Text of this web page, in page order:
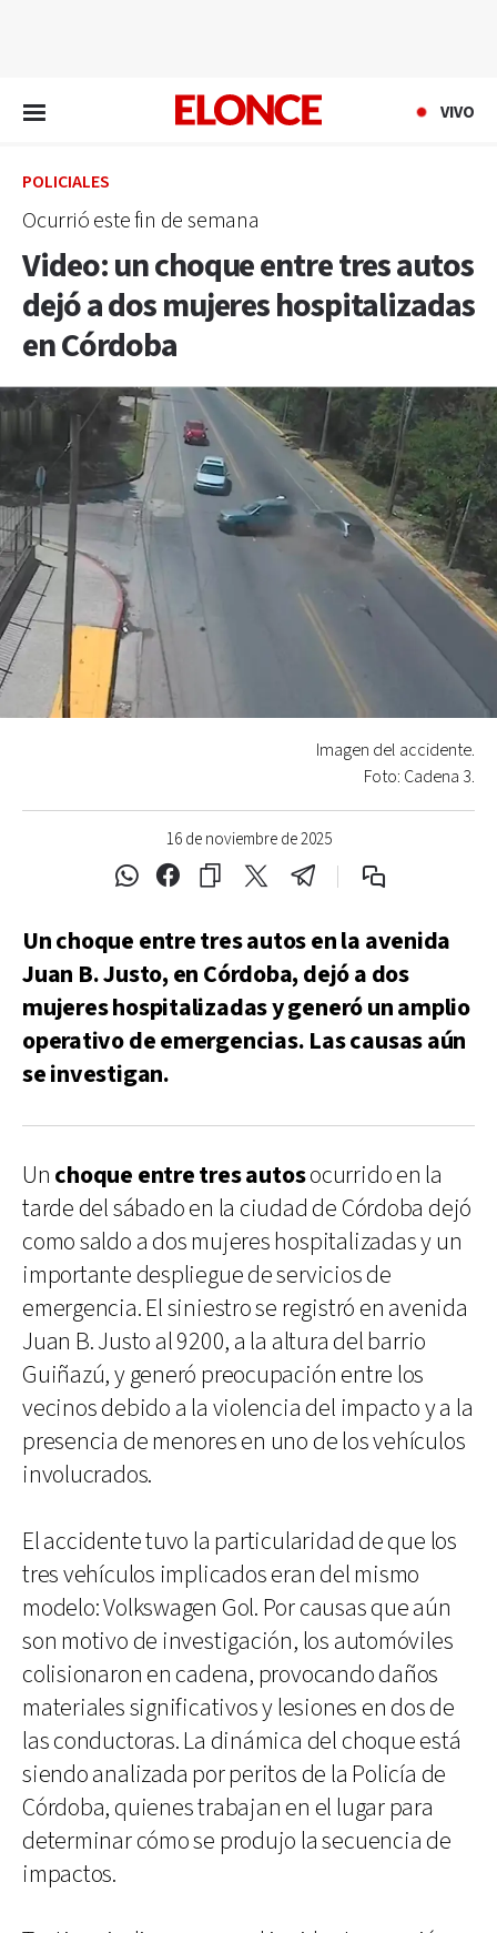
VIVO
POLICIALES
Ocurrió este fin de semana
Video: un choque entre tres autos
dejó a dos mujeres hospitalizadas
en Córdoba
16 de noviembre de 2025
Imagen del accidente.
Foto: Cadena 3.
Un choque entre tres autos en la avenida
Juan B. Justo, en Córdoba, dejó a dos
mujeres hospitalizadas y generó un amplio
operativo de emergencias. Las causas aún
se investigan.
Un choque entre tres autosocurrido en la
tarde del sábado en la ciudad de Córdoba dejó
como saldo a dos mujeres hospitalizadas y un
importante despliegue de servicios de
emergencia. El siniestro se registró en avenida
Juan B. Justo al 9200, a la altura del barrio
Guiñazú, y generó preocupación entre los
vecinos debido a la violencia del impacto y a la
presencia de menores en uno de los vehículos
involucrados.
El accidente tuvo la particularidad de que los
tres vehículos implicados eran del mismo
modelo: Volkswagen Gol. Por causas que aún
son motivo de investigación, los automóviles
colisionaron en cadena, provocando daños
materiales significativos y lesiones en dos de
las conductoras. La dinámica del choque está
siendo analizada por peritos de la Policía de
Córdoba, quienes trabajan en el lugar para
determinar cómo se produjo la secuencia de
impactos.